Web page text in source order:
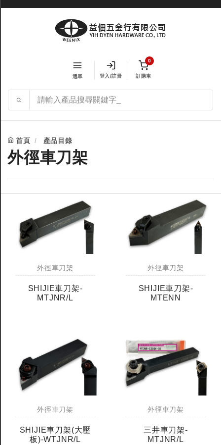
選單 登入/註冊
0
訂購車
首頁 產品目錄
外徑車刀架
外徑車刀架
SHIJIE車刀架-
MTJNR/L
外徑車刀架
SHIJIE車刀架-
MTENN
外徑車刀架
SHIJIE車刀架(大壓
板)-WTJNR/L
外徑車刀架
三井車刀架-
MTJNR/L